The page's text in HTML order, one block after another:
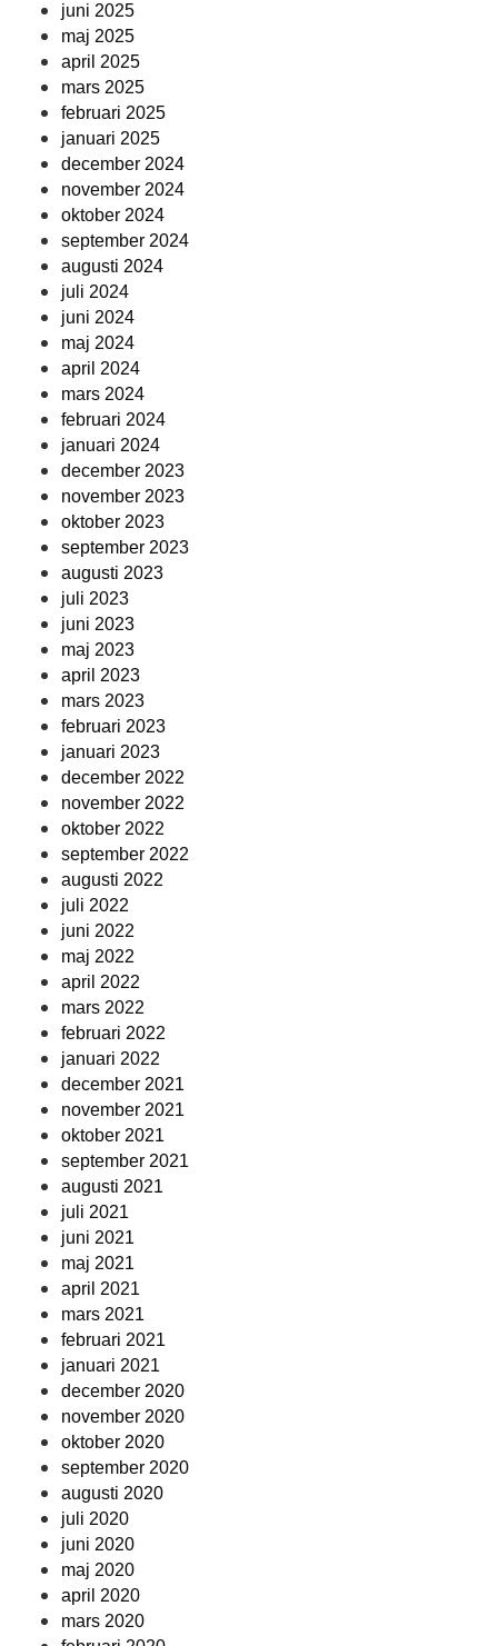
juni 2025
maj 2025
april 2025
mars 2025
februari 2025
januari 2025
december 2024
november 2024
oktober 2024
september 2024
augusti 2024
juli 2024
juni 2024
maj 2024
april 2024
mars 2024
februari 2024
januari 2024
december 2023
november 2023
oktober 2023
september 2023
augusti 2023
juli 2023
juni 2023
maj 2023
april 2023
mars 2023
februari 2023
januari 2023
december 2022
november 2022
oktober 2022
september 2022
augusti 2022
juli 2022
juni 2022
maj 2022
april 2022
mars 2022
februari 2022
januari 2022
december 2021
november 2021
oktober 2021
september 2021
augusti 2021
juli 2021
juni 2021
maj 2021
april 2021
mars 2021
februari 2021
januari 2021
december 2020
november 2020
oktober 2020
september 2020
augusti 2020
juli 2020
juni 2020
maj 2020
april 2020
mars 2020